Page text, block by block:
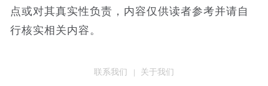
点或对其真实性负责，内容仅供读者参考并请自
行核实相关内容。
联系我们 关于我们